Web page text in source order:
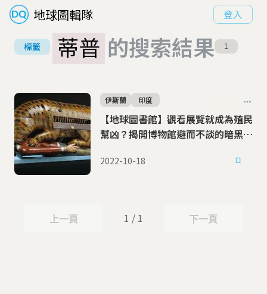
地球圖輯隊 登入
標籤 蒂普 的搜索結果 1
【地球圖書館】觀看展覽就成為殖民
幫凶？揭開博物館避而不談的暗黑故
伊斯蘭 印度
2022-10-18
上一頁
上一頁 1 / 1 下一頁
下一頁